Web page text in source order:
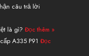
câu trả lời
là gì? Đọc thêm »
A335 P91 Đọc